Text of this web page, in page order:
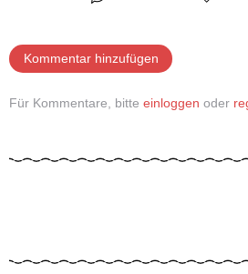
Kommentar hinzufügen
Für Kommentare, bitte einloggen oder